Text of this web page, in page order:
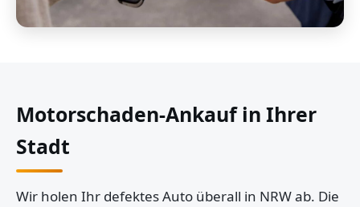
Motorschaden-Ankauf in Ihrer
Stadt
Wir holen Ihr defektes Auto überall in NRW ab. Die